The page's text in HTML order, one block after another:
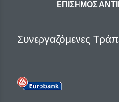
ΕΠΙΣΗΜΟΣ
Συνεργαζόμενες